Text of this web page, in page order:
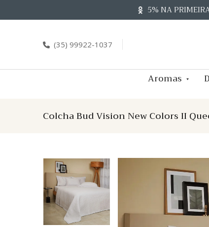
5% NA
(35) 99922-1037
Aromas
Colcha Bud Vision New Colors II